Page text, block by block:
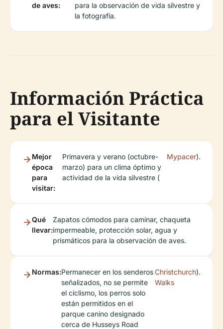
de aves:
para la observación de vida silvestre y
la fotografía.
Información Práctica
para el Visitante
Mejor
época
para
visitar:
Primavera y verano (octubre-
marzo) para un clima óptimo y
actividad de la vida silvestre (
Mypacer).
Qué
llevar:
Zapatos cómodos para caminar, chaqueta
impermeable, protección solar, agua y
prismáticos para la observación de aves.
Normas:Permanecer en los senderos
señalizados, no se permite
el ciclismo, los perros solo
están permitidos en el
parque canino designado
cerca de Husseys Road
Christchurch
Walks
).